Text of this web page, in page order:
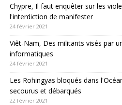
Chypre, Il faut enquêter sur les
l'interdiction de manifester
24 février 2021
Viêt-Nam, Des militants visés par
informatiques
24 février 2021
Les Rohingyas bloqués dans
secourus et débarqués
22 février 2021